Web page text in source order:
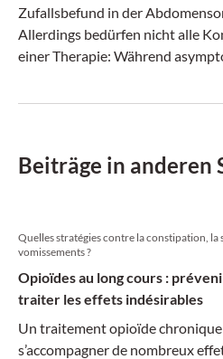
Zufallsbefund in der
Allerdings bedürfen nicht alle
einer Therapie: Während
Beiträge in anderen
Quelles stratégies contre la constipation, la
vomissements ?
Opioïdes au long cours :
traiter les effets indésirables
Un traitement opioïde
s’accompagner de nombreux